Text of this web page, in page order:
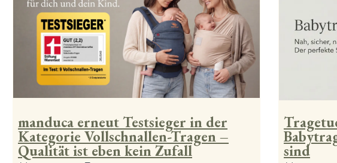
manduca erneut Testsieger in der
Kategorie Vollschnallen-Tragen –
Qualität ist eben kein Zufall sind